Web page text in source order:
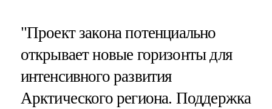
"Проект закона потенциально
открывает новые горизонты для
интенсивного развития
Арктического региона. Поддержка